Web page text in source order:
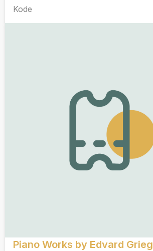
Kode
Piano Works by Edvard Grieg